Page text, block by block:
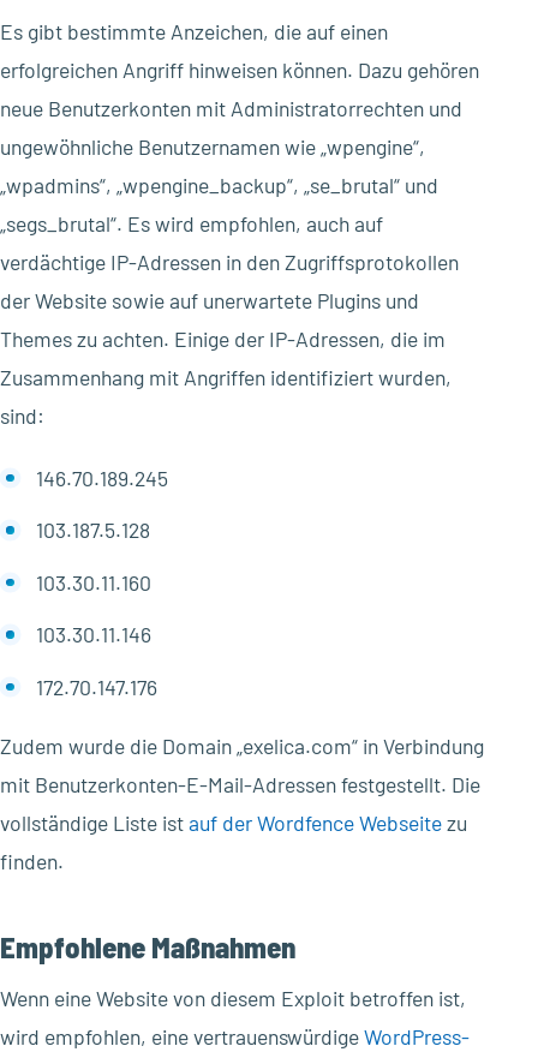
Es gibt bestimmte Anzeichen, die auf einen
erfolgreichen Angriff hinweisen können. Dazu gehören
neue Benutzerkonten mit Administratorrechten und
ungewöhnliche Benutzernamen wie „wpengine“,
„wpadmins“, „wpengine_backup“, „se_brutal“ und
„segs_brutal“. Es wird empfohlen, auch auf
verdächtige IP-Adressen in den Zugriffsprotokollen
der Website sowie auf unerwartete Plugins und
Themes zu achten. Einige der IP-Adressen, die im
Zusammenhang mit Angriffen identifiziert wurden,
sind:
146.70.189.245
103.187.5.128
103.30.11.160
103.30.11.146
172.70.147.176
Zudem wurde die Domain „exelica.com“ in Verbindung
mit Benutzerkonten-E-Mail-Adressen festgestellt. Die
vollständige Liste istauf der Wordfence Webseitezu
finden.
Empfohlene Maßnahmen
Wenn eine Website von diesem Exploit betroffen ist,
wird empfohlen, eine vertrauenswürdigeWordPress-